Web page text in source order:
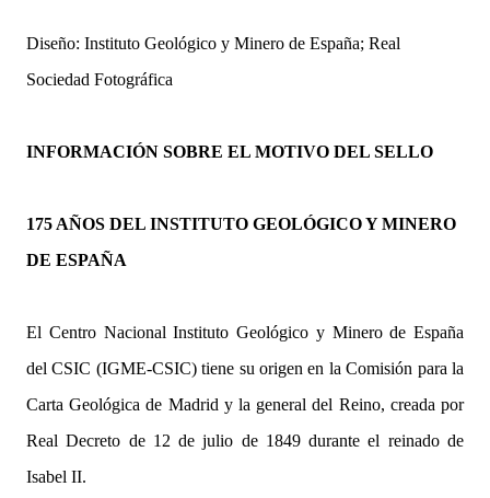
Diseño: Instituto Geológico y Minero de España; Real
Sociedad Fotográfica
INFORMACIÓN SOBRE EL MOTIVO DEL SELLO
175 AÑOS DEL INSTITUTO GEOLÓGICO Y MINERO
DE ESPAÑA
El Centro Nacional Instituto Geológico y Minero de España
del CSIC (IGME-CSIC) tiene su origen en la Comisión para la
Carta Geológica de Madrid y la general del Reino, creada por
Real Decreto de 12 de julio de 1849 durante el reinado de
Isabel II.